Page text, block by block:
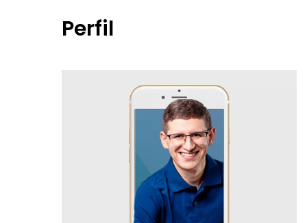
Perfil